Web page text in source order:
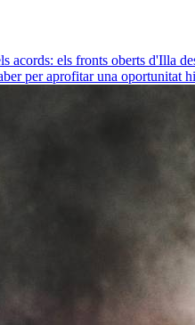
acords: els fronts oberts d'Illa
per aprofitar una oportunitat